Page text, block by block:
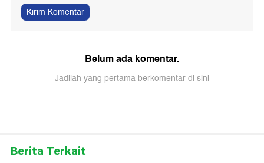
Kirim Komentar
Belum ada komentar.
Jadilah yang pertama berkomentar di sini
Berita Terkait